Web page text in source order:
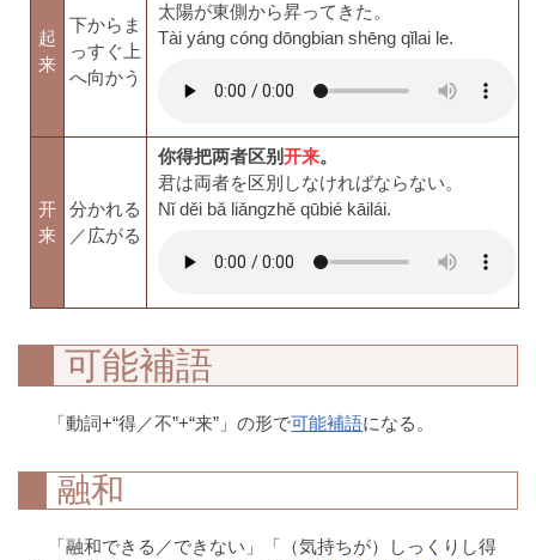
起
来
下からま
っすぐ上
へ向かう
太陽が東側から昇ってきた。
Tài yáng cóng dōngbian shēng qǐlai le.
开
来
分かれる
／広がる
你得把两者区别开来。
君は両者を区別しなければならない。
Nǐ děi bǎ liǎngzhě qūbié kāilái.
可能補語
「動詞+“得／不”+“来”」の形で可能補語になる。
融和
「融和できる／できない」「（気持ちが）しっくりし得